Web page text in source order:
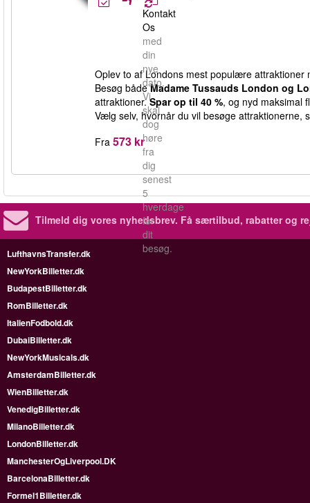
Kontakt
Os
med
din
nye
dato.
Vi
skal
dog
høre
fra
dig
senest
5
hverdage
før
dit
besøg.
Oplev to af Londons mest populære attraktioner
Besøg bådeMadame Tussauds London og
attraktioner.Spar op til 40 %, og nyd maksimal
Vælg selv, hvornår du vil besøge attraktionerne,
Fra 573 kr
Tilmeld dig vores nyhedsbrev. Få særtilbud, rabatter og
LufthavnsTransfer.dk
NewYorkBilletter.dk
BudapestBilletter.dk
RomBilletter.dk
ItalienFodbold.dk
DubaiBilletter.dk
NewYorkMusicals.dk
AmsterdamBilletter.dk
WienBilletter.dk
VenedigBilletter.dk
MilanoBilletter.dk
LondonBilletter.dk
ManchesterOgLiverpool.DK
BarcelonaBilletter.dk
Formel1Billetter.dk